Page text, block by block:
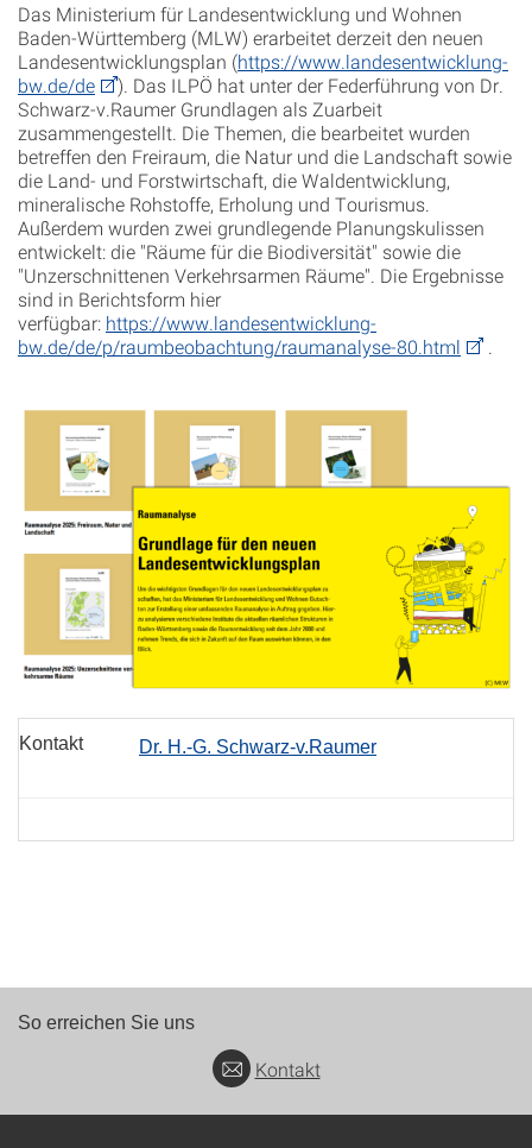
Das Ministerium für Landesentwicklung und Wohnen
Baden-Württemberg (MLW) erarbeitet derzeit den neuen
Landesentwicklungsplan (https://www.landesentwicklung-
bw.de/de
). Das ILPÖ hat unter der Federführung von Dr.
Schwarz-v.Raumer Grundlagen als Zuarbeit
zusammengestellt. Die Themen, die bearbeitet wurden
betreffen den Freiraum, die Natur und die Landschaft sowie
die Land- und Forstwirtschaft, die Waldentwicklung,
mineralische Rohstoffe, Erholung und Tourismus.
Außerdem wurden zwei grundlegende Planungskulissen
entwickelt: die "Räume für die Biodiversität" sowie die
"Unzerschnittenen Verkehrsarmen Räume". Die Ergebnisse
sind in Berichtsform hier
verfügbar: https://www.landesentwicklung-
bw.de/de/p/raumbeobachtung/raumanalyse-80.html
Kontakt Dr. H.-G. Schwarz-v.Raumer
So erreichen Sie uns
Kontakt